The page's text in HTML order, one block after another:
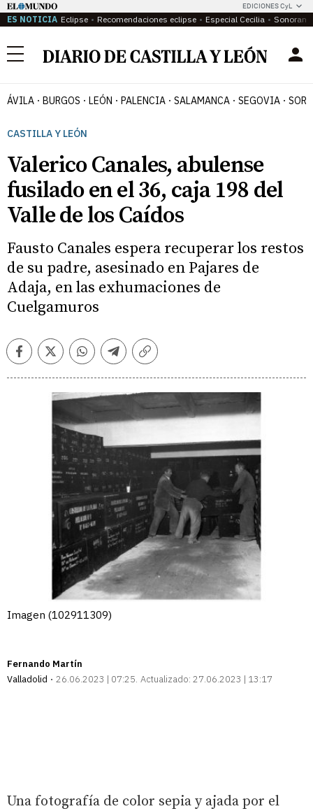
EDICIONES CyL
ES NOTICIA Eclipse Recomendaciones eclipse Especial Cecilia
Menú
ÁVILA BURGOS LEÓN PALENCIA SALAMANCA SEGOVIA
CASTILLA Y LEÓN
Valerico Canales, abulense
fusilado en el 36, caja 198 del
Valle de los Caídos
Fausto Canales espera recuperar los restos
de su padre, asesinado en Pajares de
Adaja, en las exhumaciones de
Cuelgamuros
FacebookTwitterWhatsappTelegramCopiar
Imagen (102911309)
Fernando Martín
Valladolid
26.06.2023 | 07:25 Actualizado: 27.06.2023 | 13:17
Una fotografía de color sepia y ajada por el